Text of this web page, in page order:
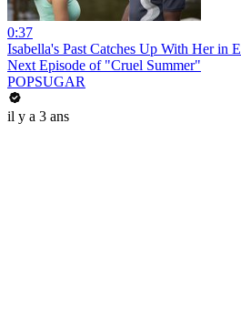
0:37
Isabella's Past Catches Up With Her in
Next Episode of "Cruel Summer"
POPSUGAR
il y a 3 ans